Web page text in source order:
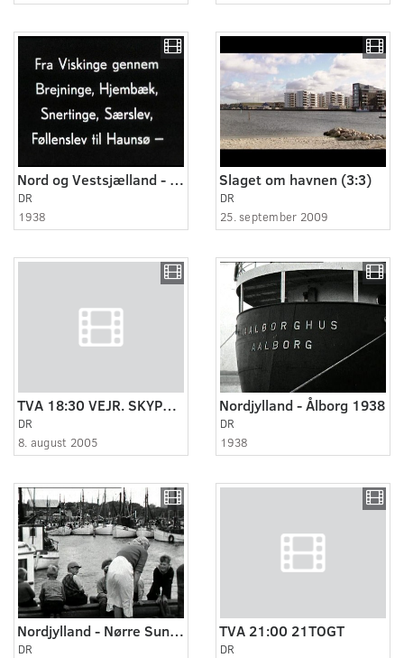
Nord og Vestsjælland - landsbyer i Holbæk amt 1938
DR
1938
Slaget om havnen (3:3)
DR
25. september 2009
TVA 18:30 VEJR. SKYPUMPE.
DR
8. august 2005
Nordjylland - Ålborg 1938
DR
1938
Nordjylland - Nørre Sundby 1938
DR
TVA 21:00 21TOGT
DR